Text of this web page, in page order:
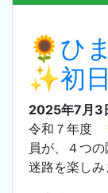
🌻ひ
✨初日
2025年7月3
令和７年度
員が、４つ
迷路を楽し